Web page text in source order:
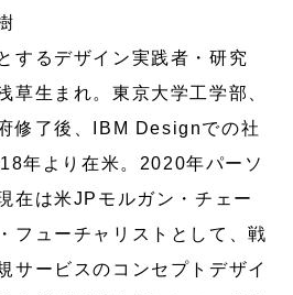
するデザイン実践者・研究
草生まれ。東京大学工学部、
修了後、IBM Designでの社
年より在米。2020年パーソ
在は米JPモルガン・チェー
フューチャリストとして、戦
サービスのコンセプトデザイ